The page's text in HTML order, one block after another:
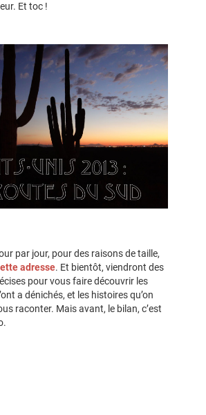
Et toc !
par jour, pour des raisons de taille,
adresse. Et bientôt, viendront des
pour vous faire découvrir les
a dénichés, et les histoires qu’on
raconter. Mais avant, le bilan, c’est